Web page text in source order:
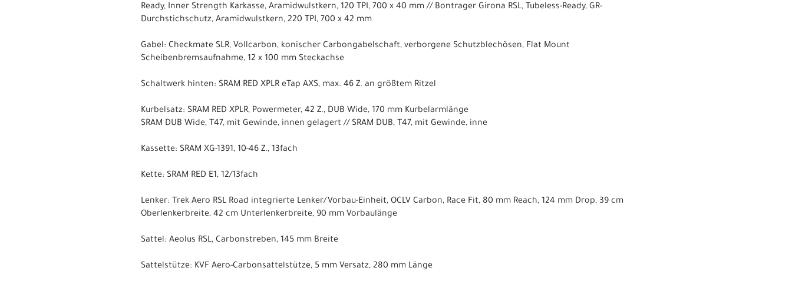
Ready, Inner Strength Karkasse, Aramidwulstkern, 120 TPI, 700 x 40 mm // Bontrager Girona RSL, Tubeless-Ready, GR-
Durchstichschutz, Aramidwulstkern, 220 TPI, 700 x 42 mm
Gabel: Checkmate SLR, Vollcarbon, konischer Carbongabelschaft, verborgene Schutzblechösen, Flat Mount
Scheibenbremsaufnahme, 12 x 100 mm Steckachse
Schaltwerk hinten: SRAM RED XPLR eTap AXS, max. 46 Z. an größtem Ritzel
Kurbelsatz: SRAM RED XPLR, Powermeter, 42 Z., DUB Wide, 170 mm Kurbelarmlänge
SRAM DUB Wide, T47, mit Gewinde, innen gelagert // SRAM DUB, T47, mit Gewinde, inne
Kassette: SRAM XG-1391, 10-46 Z., 13fach
Kette: SRAM RED E1, 12/13fach
Lenker: Trek Aero RSL Road integrierte Lenker/Vorbau-Einheit, OCLV Carbon, Race Fit, 80 mm Reach, 124 mm Drop, 39 cm
Oberlenkerbreite, 42 cm Unterlenkerbreite, 90 mm Vorbaulänge
Sattel: Aeolus RSL, Carbonstreben, 145 mm Breite
Sattelstütze: KVF Aero-Carbonsattelstütze, 5 mm Versatz, 280 mm Länge